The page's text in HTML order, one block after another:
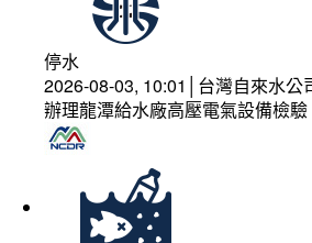
停水
2026-08-03, 10:01│台灣自來水公
辦理龍潭給水廠高壓電氣設備檢